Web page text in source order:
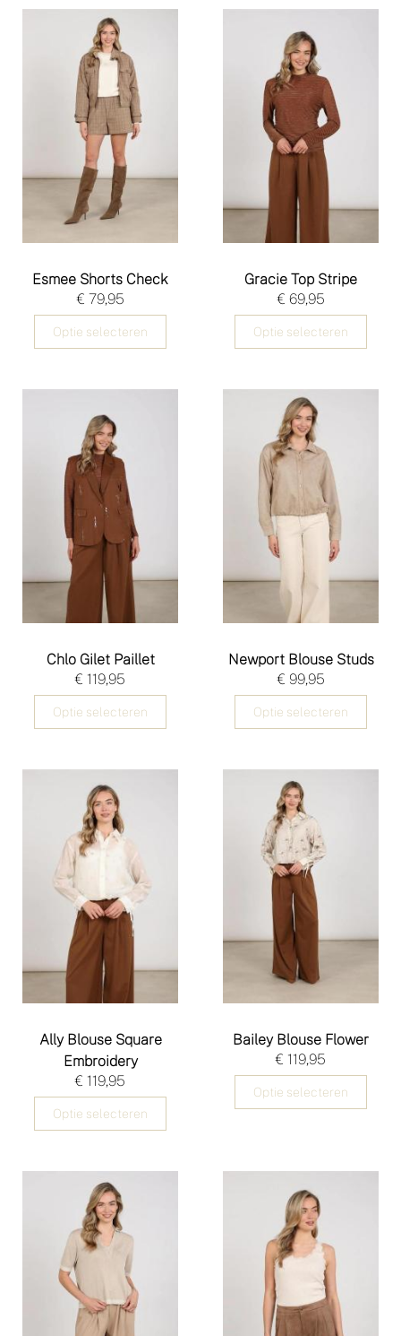
Esmee Shorts Check
€ 79,95
Optie selecteren
Gracie Top Stripe
€ 69,95
Optie selecteren
Chlo Gilet Paillet
€ 119,95
Optie selecteren
Newport Blouse Studs
€ 99,95
Optie selecteren
Ally Blouse Square
Embroidery
€ 119,95
Optie selecteren
Bailey Blouse Flower
€ 119,95
Optie selecteren